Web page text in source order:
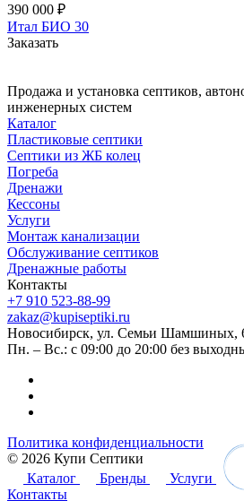
390 000 ₽
Итал БИО 30
Заказать
Продажа и установка септиков,
инженерных систем
Каталог
Пластиковые септики
Септики из ЖБ колец
Погреба
Дренажи
Кессоны
Услуги
Монтаж канализации
Обслуживание септиков
Дренажные работы
Контакты
+7 910 523-88-99
zakaz@kupiseptiki.ru
Новосибирск, ул. Семьи Шамшиных,
Пн. – Вс.: с 09:00 до 20:00 без
Политика конфиденциальности
© 2026 Купи Септики
Каталог
Бренды Услуги
Контакты